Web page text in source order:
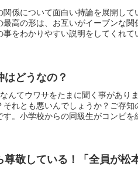
係について面白い持論を展開し
高の形は、お互いがイーブンな
をわかりやすい説明をしてくれて
どうなの？
んてウワサをたまに聞く事があり
れとも悪いんでしょうか？ご存
。小学校からの同級生がコンビを
尊敬している！「全員が松